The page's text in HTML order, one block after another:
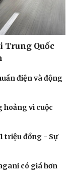
hồn
Trung Quốc
điện và động
hoảng vì cuộc
triệu đồng - Sự
có giá hơn